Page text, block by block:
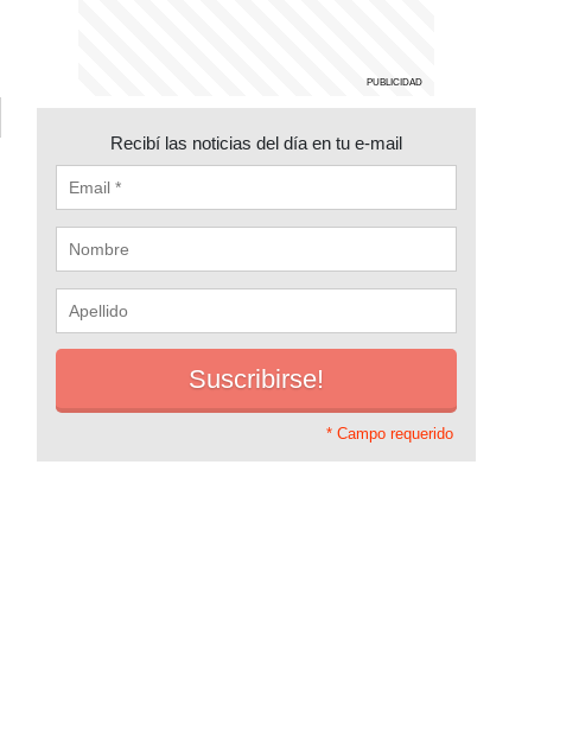
Recibí las noticias del día en tu e-mail
* Campo requerido